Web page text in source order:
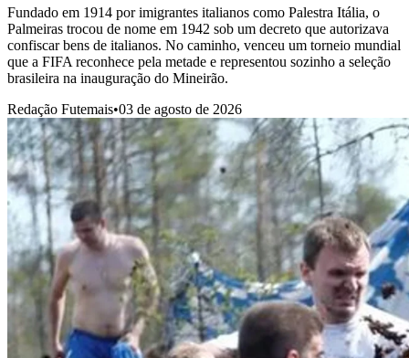
Fundado em 1914 por imigrantes italianos como Palestra Itália, o
Palmeiras trocou de nome em 1942 sob um decreto que autorizava
confiscar bens de italianos. No caminho, venceu um torneio mundial
que a FIFA reconhece pela metade e representou sozinho a seleção
brasileira na inauguração do Mineirão.
Redação Futemais•03 de agosto de 2026